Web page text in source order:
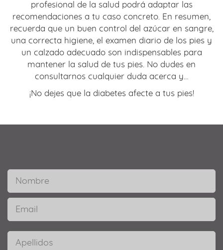
profesional de la salud podrá adaptar las
recomendaciones a tu caso concreto. En resumen,
recuerda que un buen control del azúcar en sangre,
una correcta higiene, el examen diario de los pies y
un calzado adecuado son indispensables para
mantener la salud de tus pies. No dudes en
consultarnos cualquier duda acerca y…
¡No dejes que la diabetes afecte a tus pies!